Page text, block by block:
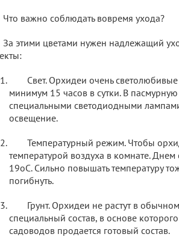
Что важно соблюдать вовремя ухода?
За этими цветами нужен надлежащий
Свет. Орхидеи очень
минимум 15 часов в сутки. В
специальными светодиодными
освещение.
Температурный режим. Чтобы
температурой воздуха в комнате.
19оС. Сильно повышать температуру
погибнуть.
Грунт. Орхидеи не растут в
специальный состав, в основе
садоводов продается готовый состав.